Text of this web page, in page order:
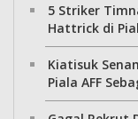
5 Striker
Hattrick di
Kiatisuk
Piala AFF